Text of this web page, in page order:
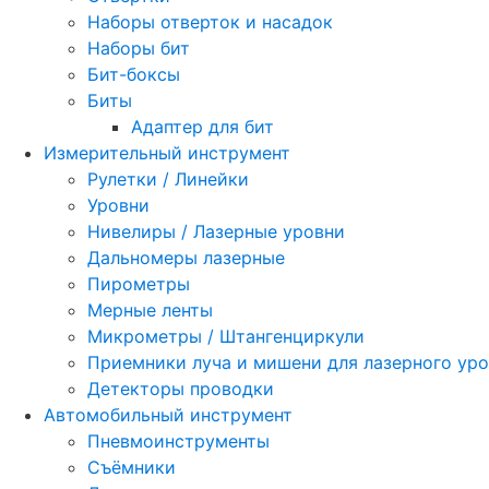
Наборы отверток и насадок
Наборы бит
Бит-боксы
Биты
Адаптер для бит
Измерительный инструмент
Рулетки / Линейки
Уровни
Нивелиры / Лазерные уровни
Дальномеры лазерные
Пирометры
Мерные ленты
Микрометры / Штангенциркули
Приемники луча и мишени для лазерного
Детекторы проводки
Автомобильный инструмент
Пневмоинструменты
Съёмники